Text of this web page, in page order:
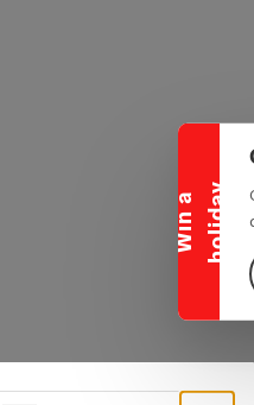
W
i
n
a
h
o
l
i
d
a y
Collapse banner